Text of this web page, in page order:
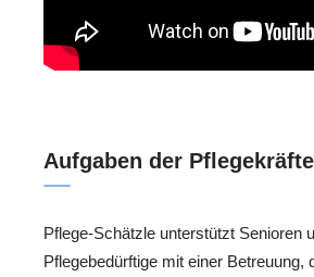
Aufgaben der
Pflege-Schätzle unterstützt Senioren
Pflegebedürftige mit einer Betreuung,